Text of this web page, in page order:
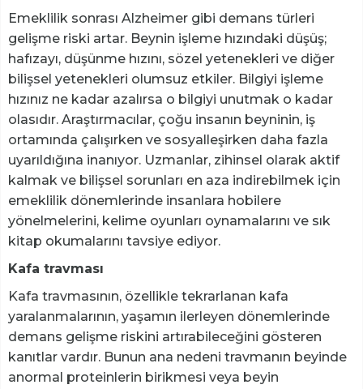
Emeklilik sonrası Alzheimer gibi demans türleri
gelişme riski artar. Beynin işleme hızındaki düşüş;
hafızayı, düşünme hızını, sözel yetenekleri ve diğer
bilişsel yetenekleri olumsuz etkiler. Bilgiyi işleme
hızınız ne kadar azalırsa o bilgiyi unutmak o kadar
olasıdır. Araştırmacılar, çoğu insanın beyninin, iş
ortamında çalışırken ve sosyalleşirken daha fazla
uyarıldığına inanıyor. Uzmanlar, zihinsel olarak aktif
kalmak ve bilişsel sorunları en aza indirebilmek için
emeklilik dönemlerinde insanlara hobilere
yönelmelerini, kelime oyunları oynamalarını ve sık
kitap okumalarını tavsiye ediyor.
Kafa travması
Kafa travmasının, özellikle tekrarlanan kafa
yaralanmalarının, yaşamın ilerleyen dönemlerinde
demans gelişme riskini artırabileceğini gösteren
kanıtlar vardır. Bunun ana nedeni travmanın beyinde
anormal proteinlerin birikmesi veya beyin